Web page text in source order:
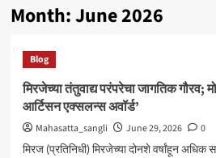
Month:June 2026
Blog
मिरजेच्या तंतुवाद्य परंपरेचा जागतिक गौरव;
आर्टिसन एक्सलन्स अवॉर्ड’
Mahasatta_sangli June 29, 2026
0
मिरज (प्रतिनिधी) मिरजेच्या दोनशे वर्षांहून अधिक